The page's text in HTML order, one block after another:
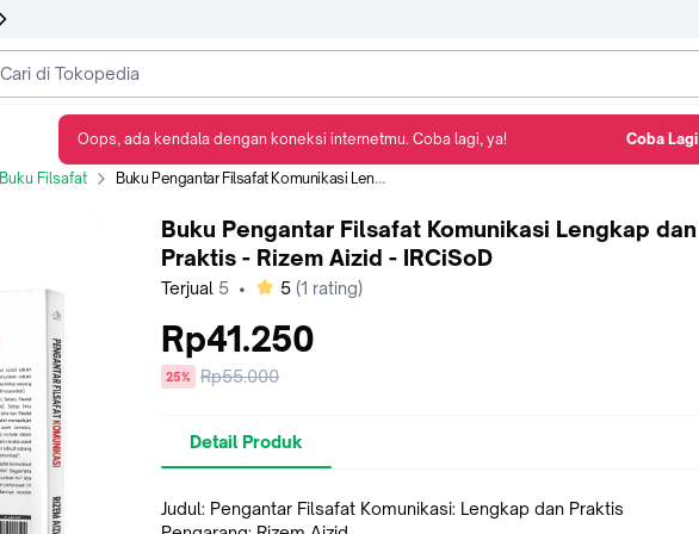
Buku Filsafat Buku Pengantar Filsafat Komunikasi Lengkap dan Praktis - Rizem Aizid - IRCiSoD
Buku Pengantar Filsafat Komunikasi Lengkap dan
Praktis - Rizem Aizid - IRCiSoD
Terjual 5 • bintang
5 (1 rating)
Rp41.250
diskon
25%
Harga
Rp55.000
Detail Produk
Judul: Pengantar Filsafat Komunikasi: Lengkap dan Praktis
Oops, ada kendala dengan koneksi internetmu. Coba lagi, ya! Coba Lagi